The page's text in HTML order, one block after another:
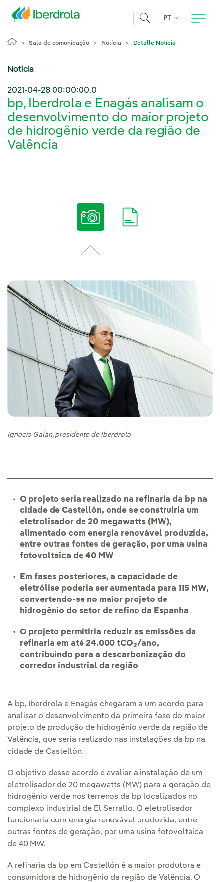
PT IDIOMA ATUAL,
Sala de comunicação Notícia Detalle Notícia
Notícia
2021-04-28 00:00:00.0
bp, Iberdrola e Enagás analisam o
desenvolvimento do maior projeto
de hidrogênio verde da região de
Valência
Ignacio Galán, presidente de Iberdrola
O projeto seria realizado na refinaria da bp na
cidade de Castellón, onde se construiria um
eletrolisador de 20 megawatts (MW),
alimentado com energia renovável produzida,
entre outras fontes de geração, por uma usina
fotovoltaica de 40 MW
Em fases posteriores, a capacidade de
eletrólise poderia ser aumentada para 115 MW,
convertendo-se no maior projeto de
hidrogênio do setor de refino da Espanha
O projeto permitiria reduzir as emissões da
refinaria em até 24.000 tCO2/ano,
contribuindo para a descarbonização do
corredor industrial da região
A bp, Iberdrola e Enagás chegaram a um acordo para
analisar o desenvolvimento da primeira fase do maior
projeto de produção de hidrogênio verde da região de
Valência, que seria realizado nas instalações da bp na
cidade de Castellón.
O objetivo desse acordo é avaliar a instalação de um
eletrolisador de 20 megawatts (MW) para a geração de
hidrogênio verde nos terrenos da bp localizados no
complexo industrial de El Serrallo. O eletrolisador
funcionaria com energia renovável produzida, entre
outras fontes de geração, por uma usina fotovoltaica
de 40 MW.
A refinaria da bp em Castellón é a maior produtora e
consumidora de hidrogênio da região de Valência. O